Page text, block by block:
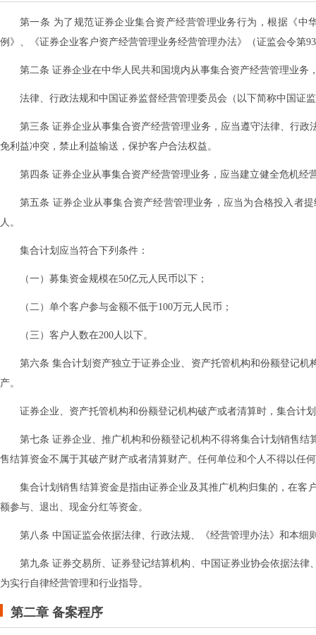
第一条 为了规范证券企业集合资产经营管理业务行为，根据《
例》、《证券企业客户资产经营管理业务经营管理办法》（证监会令第
第二条 证券企业在中华人民共和国境内从事集合资产经营管理业务
法律、行政法规和中国证券监督经营管理委员会（以下简称中国证
第三条 证券企业从事集合资产经营管理业务，应当遵守法律、行
免利益冲突，禁止利益输送，保护客户合法权益。
第四条 证券企业从事集合资产经营管理业务，应当建立健全危机
第五条 证券企业从事集合资产经营管理业务，应当为合格投入者
人。
集合计划应当符合下列条件：
（一）募集资金规模在50亿元人民币以下；
（二）单个客户参与金额不低于100万元人民币；
（三）客户人数在200人以下。
第六条 集合计划资产独立于证券企业、资产托管机构和份额登记
产。
证券企业、资产托管机构和份额登记机构破产或者清算时，集合计
第七条 证券企业、推广机构和份额登记机构不得将集合计划销售
售结算资金不属于其破产财产或者清算财产。任何单位和个人不得以任
集合计划销售结算资金是指由证券企业及其推广机构归集的，在
额参与、退出、现金分红等资金。
第八条 中国证监会依据法律、行政法规、《经营管理办法》和本
第九条 证券交易所、证券登记结算机构、中国证券业协会依据法
为实行自律经营管理和行业指导。
第二章 备案程序